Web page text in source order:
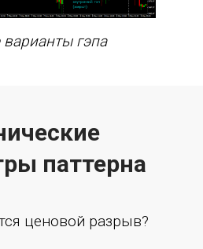
гэпа
паттерна
ценовой разрыв?